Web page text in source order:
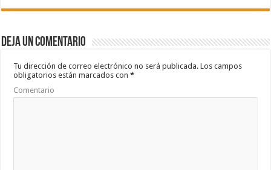
e
b
o
o
k
tt
er
at
sA
p
p
m
ar
ti
Deja un comentario
Tu dirección de correo electrónico no será publicada. Los campos
obligatorios están marcados con*
Comentario